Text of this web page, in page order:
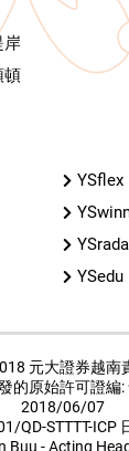
岸
頓
YSflex
YSedu
元大證券越南
的原始許可證編:
2018/06/07
QD-STTTT-ICP
Buu - Acting